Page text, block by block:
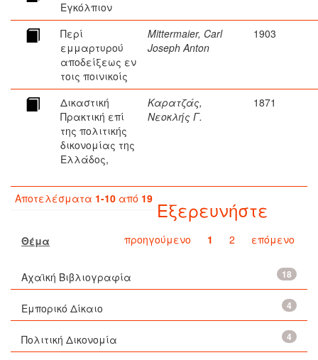
Εγκόλπιον
Περί
εμμαρτυρού
αποδείξεως εν
τοις ποινικοίς
Mittermaier, Carl
Joseph Anton
1903
Δικαστική
Πρακτική επί
της πολιτικής
δικονομίας της
Ελλάδος,
Καρατζάς,
Νεοκλής Γ.
1871
Αποτελέσματα 1-10 από 19
προηγούμενο 1 2 επόμενο
Εξερευνήστε
Θέμα
18
Αχαϊκή Βιβλιογραφία
4
Εμπορικό Δίκαιο
4
Πολιτική Δικονομία